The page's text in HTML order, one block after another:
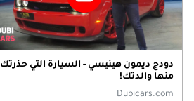
دودج ديمون هينيسي - السيارة التي حذرتك
منها والدتك!
Dubicars.com